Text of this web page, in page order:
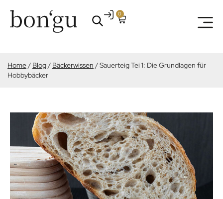
0
Home/ Blog/ Bäckerwissen /Sauerteig Tei 1: Die Grundlagen für
Hobbybäcker